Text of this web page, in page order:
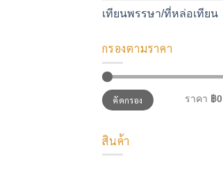
เทียนพรรษา/ที่หล่อเทียน
กรองตามราคา
ราคา
ต่ำ
สุด
ราคา
สูงสุดคัดกรอง ราคา ฿0
สินค้า